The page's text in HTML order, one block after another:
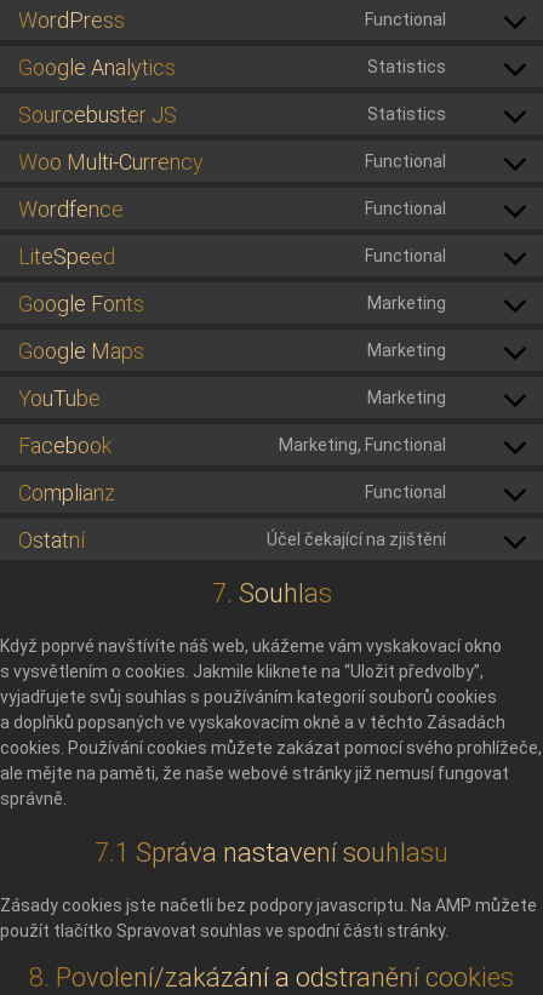
service
WordPress Functional
Consent
service
Google Analytics Statistics
Consent
service
google-
Sourcebuster JS Statistics
Consent
service
Woo Multi-Currency Functional
Consent
service
currency
Wordfence Functional
Consent
service
LiteSpeed Functional
Consent
service
litespeed
Google Fonts Marketing
Consent
service
google-
Google Maps Marketing
Consent
service
google-
YouTube Marketing
Consent
service
youtube
Facebook Marketing, Functional
Consent
service
facebook
Complianz Functional
Consent
service
Ostatní Účel čekající na zjištění
Consent
7. Souhlas
Když poprvé navštívíte náš web, ukážeme vám vyskakovací okno
s vysvětlením o cookies. Jakmile kliknete na “Uložit předvolby”,
vyjadřujete svůj souhlas s používáním kategorií souborů cookies
a doplňků popsaných ve vyskakovacím okně a v těchto Zásadách
cookies. Používání cookies můžete zakázat pomocí svého prohlížeče,
ale mějte na paměti, že naše webové stránky již nemusí fungovat
správně.
7.1 Správa nastavení souhlasu
Zásady cookies jste načetli bez podpory javascriptu. Na AMP můžete
použít tlačítko Spravovat souhlas ve spodní části stránky.
8. Povolení/zakázání a odstranění cookies